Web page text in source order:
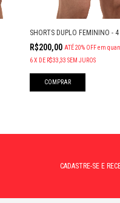
SHORTS DUPLO FEMININO - 4
R$200,00 ATÉ 20% OFFem
6X DE R$33,33 SEM JUROS
COMPRAR
CADASTRE-SE E